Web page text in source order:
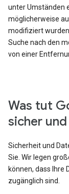
unter Umständen
möglicherweise
modifiziert
Suche nach den
von einer
Was tut
sicher
Sicherheit und
Sie. Wir legen
können, dass Ihre
zugänglich sind.